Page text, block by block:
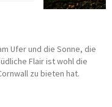
Ufer und die Sonne, die
Flair ist wohl die
zu bieten hat.